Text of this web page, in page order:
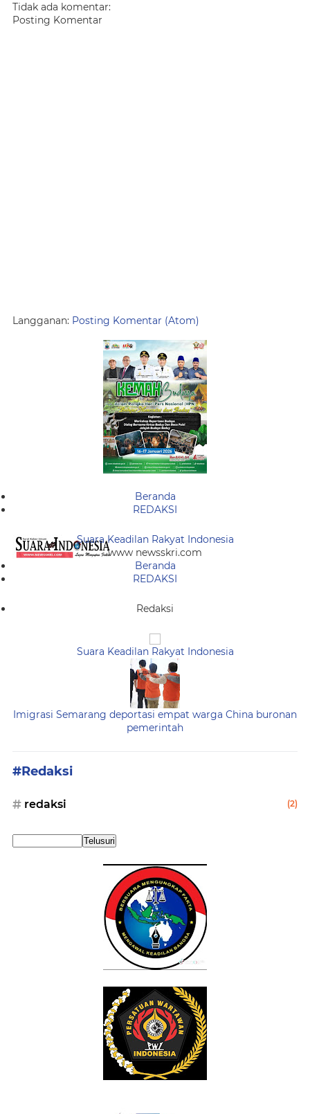
Tidak ada komentar:
Posting Komentar
Langganan: Posting Komentar (Atom)
Beranda
REDAKSI
Suara Keadilan Rakyat Indonesia
www newsskri.com
Beranda
REDAKSI
Redaksi
Suara Keadilan Rakyat Indonesia
Imigrasi Semarang deportasi empat warga China buronan
pemerintah
#Redaksi
redaksi (2)